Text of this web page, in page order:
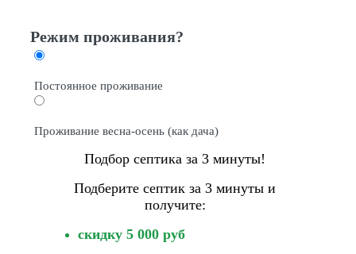
Режим проживания?
Постоянное проживание
Проживание весна-осень (как дача)
Подбор септика за 3 минуты!
Подберите септик за 3 минуты и
получите:
скидку 5 000 руб